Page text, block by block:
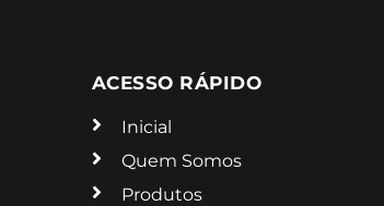
ACESSO RÁPIDO
Inicial
Quem Somos
Produtos